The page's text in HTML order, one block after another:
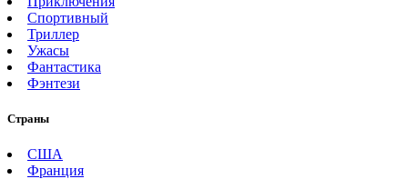
Спортивный
Триллер
Ужасы
Фантастика
Фэнтези
Страны
США
Франция